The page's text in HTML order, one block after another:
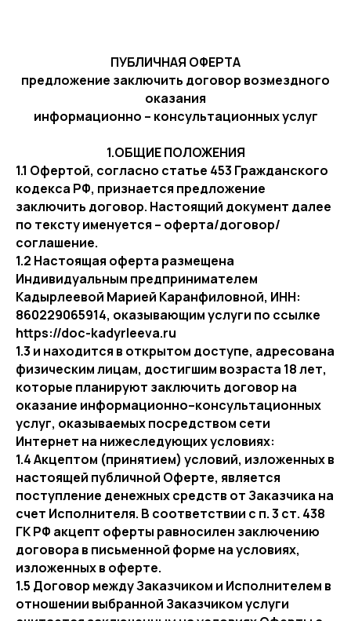
ПУБЛИЧНАЯ ОФЕРТА
предложение заключить договор возмездного
оказания
информационно – консультационных услуг
1.ОБЩИЕ ПОЛОЖЕНИЯ
1.1 Офертой, согласно статье 453 Гражданского
кодекса РФ, признается предложение
заключить договор. Настоящий документ далее
по тексту именуется – оферта/договор/
соглашение.
1.2 Настоящая оферта размещена
Индивидуальным предпринимателем
Кадырлеевой Марией Каранфиловной, ИНН:
860229065914, оказывающим услуги по ссылке
https://doc-kadyrleeva.ru
1.3 и находится в открытом доступе, адресована
физическим лицам, достигшим возраста 18 лет,
которые планируют заключить договор на
оказание информационно–консультационных
услуг, оказываемых посредством сети
Интернет на нижеследующих условиях:
1.4 Акцептом (принятием) условий, изложенных в
настоящей публичной Оферте, является
поступление денежных средств от Заказчика на
счет Исполнителя. В соответствии с п. 3 ст. 438
ГК РФ акцепт оферты равносилен заключению
договора в письменной форме на условиях,
изложенных в оферте.
1.5 Договор между Заказчиком и Исполнителем в
отношении выбранной Заказчиком услуги